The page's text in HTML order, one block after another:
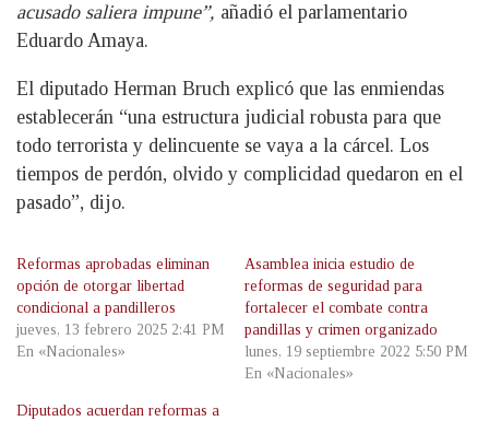
acusado saliera impune”, añadió el parlamentario
Eduardo Amaya.
El diputado Herman Bruch explicó que las enmiendas
establecerán “una estructura judicial robusta para que
todo terrorista y delincuente se vaya a la cárcel. Los
tiempos de perdón, olvido y complicidad quedaron en el
pasado”, dijo.
Reformas aprobadas eliminan
opción de otorgar libertad
condicional a pandilleros
jueves, 13 febrero 2025 2:41 PM
En «Nacionales»
Asamblea inicia estudio de
reformas de seguridad para
fortalecer el combate contra
pandillas y crimen organizado
lunes, 19 septiembre 2022 5:50 PM
En «Nacionales»
Diputados acuerdan reformas a